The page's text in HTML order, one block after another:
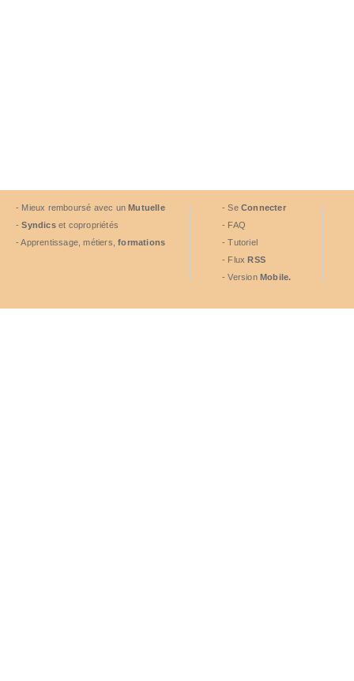
- Mieux remboursé avec unMutuelle
-Syndicset copropriétés
- Apprentissage, métiers,formations
- Se Connecter
- FAQ
- Tutoriel
- FluxRSS
- Version Mobile.